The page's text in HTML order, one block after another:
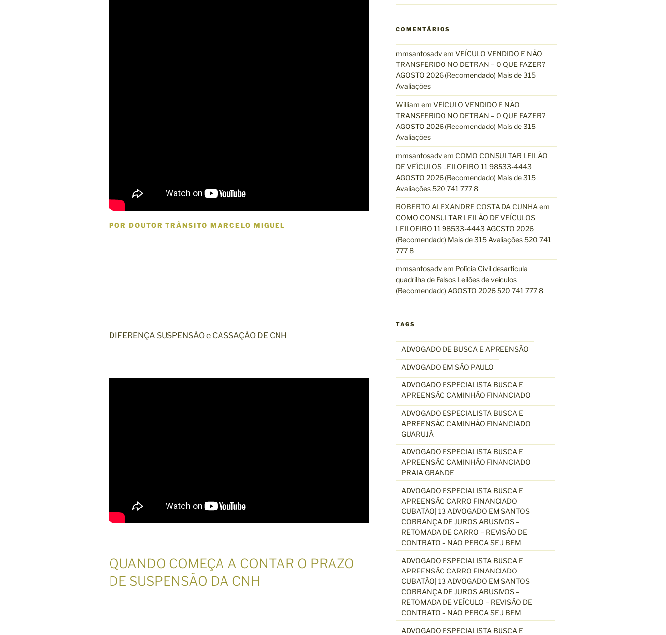
POR DOUTOR TRÂNSITO MARCELO MIGUEL
DIFERENÇA SUSPENSÃO e CASSAÇÃO DE CNH
QUANDO COMEÇA A CONTAR O PRAZO
DE SUSPENSÃO DA CNH
COMENTÁRIOS
mmsantosadv em VEÍCULO VENDIDO E NÃO
TRANSFERIDO NO DETRAN – O QUE FAZER?
AGOSTO 2026 (Recomendado) Mais de 315
Avaliações
William em VEÍCULO VENDIDO E NÃO
TRANSFERIDO NO DETRAN – O QUE FAZER?
AGOSTO 2026 (Recomendado) Mais de 315
Avaliações
mmsantosadv em COMO CONSULTAR LEILÃO
DE VEÍCULOS LEILOEIRO 11 98533-4443
AGOSTO 2026 (Recomendado) Mais de 315
Avaliações 520 741 777 8
ROBERTO ALEXANDRE COSTA DA CUNHA em
COMO CONSULTAR LEILÃO DE VEÍCULOS
LEILOEIRO 11 98533-4443 AGOSTO 2026
(Recomendado) Mais de 315 Avaliações 520 741
777 8
mmsantosadv em Polícia Civil desarticula
quadrilha de Falsos Leilões de veículos
(Recomendado) AGOSTO 2026 520 741 777 8
TAGS
ADVOGADO DE BUSCA E APREENSÃO
ADVOGADO EM SÃO PAULO
ADVOGADO ESPECIALISTA BUSCA E
APREENSÃO CAMINHÃO FINANCIADO
ADVOGADO ESPECIALISTA BUSCA E
APREENSÃO CAMINHÃO FINANCIADO
GUARUJÁ
ADVOGADO ESPECIALISTA BUSCA E
APREENSÃO CAMINHÃO FINANCIADO
PRAIA GRANDE
ADVOGADO ESPECIALISTA BUSCA E
APREENSÃO CARRO FINANCIADO
CUBATÃO| 13 ADVOGADO EM SANTOS
COBRANÇA DE JUROS ABUSIVOS –
RETOMADA DE CARRO – REVISÃO DE
CONTRATO – NÃO PERCA SEU BEM
ADVOGADO ESPECIALISTA BUSCA E
APREENSÃO CARRO FINANCIADO
CUBATÃO| 13 ADVOGADO EM SANTOS
COBRANÇA DE JUROS ABUSIVOS –
RETOMADA DE VEÍCULO – REVISÃO DE
CONTRATO – NÃO PERCA SEU BEM
ADVOGADO ESPECIALISTA BUSCA E